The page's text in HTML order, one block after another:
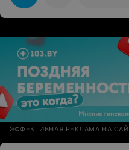
всем
ЭФФЕКТИВНАЯ РЕКЛАМА НА